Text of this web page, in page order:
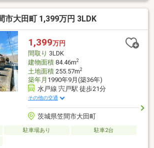
市大田町 1,399万円 3LDK
1,399万円
間取り 3LDK
建物面積84.46m2
土地面積255.57m2
築年月 1990年9月(築36年)
水戸線 宍戸駅 徒歩21分
その他の交通
茨城県笠間市大田町
駐車場あり
駐車2台